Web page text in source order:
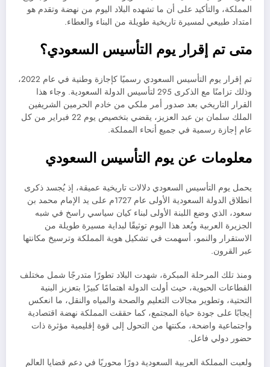
المملكة، والتأكيد على أن ما تشهده البلاد اليوم من نهضة وتقدم هو
امتداد طبيعي لمسيرة تاريخية طويلة من البناء والعطاء.
متى تم إقرار يوم التأسيس السعودي؟
تم إقرار يوم التأسيس السعودي رسميًا كإجازة وطنية في عام 2022،
وذلك تزامنًا مع الذكرى 295 لتأسيس الدولة السعودية. وجاء هذا
القرار التاريخي بعد صدور أمر ملكي من خادم الحرمين الشريفين
الملك سلمان بن عبد العزيز، يقضي بتخصيص يوم 22 فبراير من كل
عام إجازة رسمية في جميع أنحاء المملكة.
معلومات عن يوم التأسيس السعودي
يحمل يوم التأسيس السعودي دلالات تاريخية عميقة، إذ يُجسد ذكرى
انطلاق الدولة السعودية الأولى عام 1727م على يد الإمام محمد بن
سعود، الذي وضع اللبنة الأولى لبناء كيان سياسي راسخ في شبه
الجزيرة العربية ويُعد هذا اليوم توثيقًا لبداية مسيرة طويلة من
الاستقرار والنمو، أسهمت في تشكيل هوية المملكة وترسيخ مكانتها
عبر القرون.
ومنذ تلك المرحلة المبكرة، شهدت البلاد تطورًا متدرجًا شمل مختلف
القطاعات الحيوية، حيث أولت الدولة اهتمامًا كبيرًا بتعزيز البنية
التحتية، وتطوير مجالات التعليم والصحة والمياه والنقل، ما انعكس
إيجابًا على جودة حياة المجتمع، كما حققت المملكة نهضة اقتصادية
واجتماعية واضحة، مكنتها من التحول إلى قوة إقليمية مؤثرة ذات
حضور دولي فاعل.
ولعبت المملكة العربية السعودية دورًا محوريًا في دعم قضايا العالم